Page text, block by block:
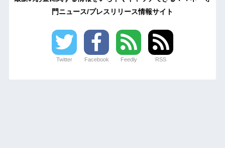
門ニュース/プレスリリース情報サイト
Twitter Facebook Feedly RSS